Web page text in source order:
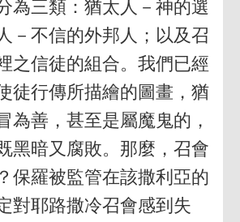
為三類：猶太人－神的選
－不信的外邦人；以及召
之信徒的組合。我們已經
徒行傳所描繪的圖畫，猶
為善，甚至是屬魔鬼的，
黑暗又腐敗。那麼，召會
保羅被監管在該撒利亞的
對耶路撒冷召會感到失